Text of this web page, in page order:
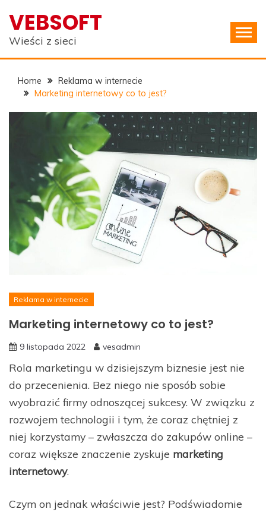
content
VEBSOFT
Wieści z sieci
Home
Reklama w internecie
Marketing internetowy co to jest?
Reklama w internecie
Marketing internetowy co to jest?
9 listopada 2022 vesadmin
Rola marketingu w dzisiejszym biznesie jest nie
do przecenienia. Bez niego nie sposób sobie
wyobrazić firmy odnoszącej sukcesy. W związku z
rozwojem technologii i tym, że coraz chętniej z
niej korzystamy – zwłaszcza do zakupów online –
coraz większe znaczenie zyskuje marketing
internetowy.
Czym on jednak właściwie jest? Podświadomie